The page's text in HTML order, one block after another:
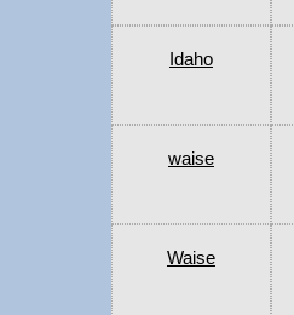
Idaho
waise
Waise